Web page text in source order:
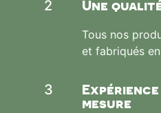
2 Une
Tous nos
et fabriqués
3
mesure